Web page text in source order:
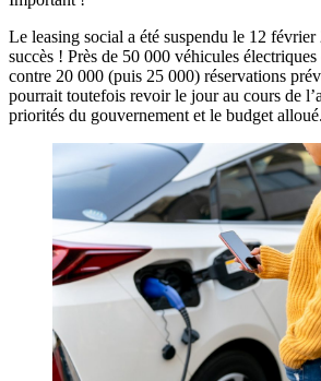
Le leasing social a été suspendu le 12
succès ! Près de 50 000 véhicules
contre 20 000 (puis 25 000) réservations
pourrait toutefois revoir le jour au cours de
priorités du gouvernement et le budget alloué.